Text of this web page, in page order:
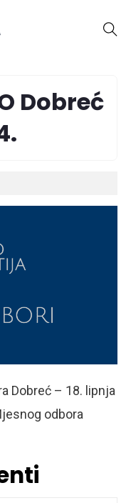
Dobreć
Dobreć – 18. lipnja
odbora